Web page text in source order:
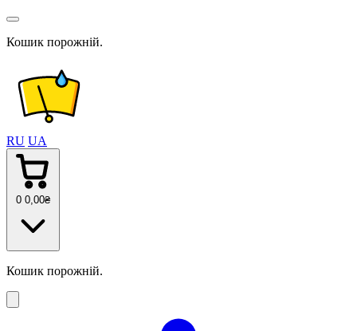
Кошик порожній.
RU UA
0 0 ,00₴
Кошик порожній.